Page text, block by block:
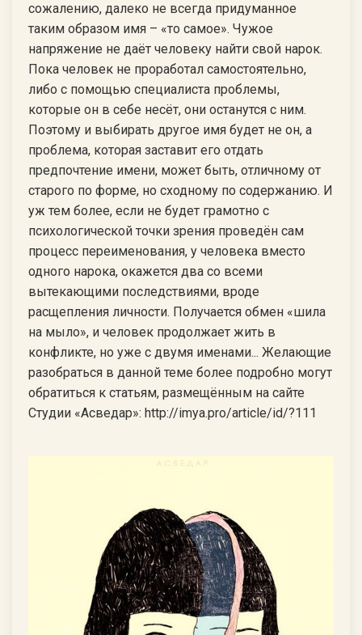
сожалению, далеко не всегда придуманное
таким образом имя – «то самое». Чужое
напряжение не даёт человеку найти свой нарок.
Пока человек не проработал самостоятельно,
либо с помощью специалиста проблемы,
которые он в себе несёт, они останутся с ним.
Поэтому и выбирать другое имя будет не он, а
проблема, которая заставит его отдать
предпочтение имени, может быть, отличному от
старого по форме, но сходному по содержанию. И
уж тем более, если не будет грамотно с
психологической точки зрения проведён сам
процесс переименования, у человека вместо
одного нарока, окажется два со всеми
вытекающими последствиями, вроде
расщепления личности. Получается обмен «шила
на мыло», и человек продолжает жить в
конфликте, но уже с двумя именами... Желающие
разобраться в данной теме более подробно могут
обратиться к статьям, размещённым на сайте
Студии «Асведар»: http://imya.pro/article/id/?111